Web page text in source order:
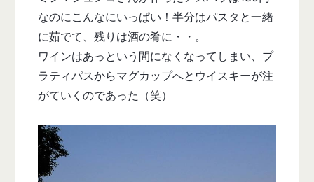
なのにこんなにいっぱい！半分はパスタと一緒
に茹でて、残りは酒の肴に・・。
ワインはあっという間になくなってしまい、プ
ラティパスからマグカップへとウイスキーが注
がていくのであった（笑）